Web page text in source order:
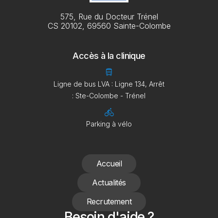
575, Rue du Docteur Trénel
CS 20102, 69560 Sainte-Colombe
Accès à la clinique
directions_bus
Ligne de bus LVA : Ligne 134, Arrêt
: Ste-Colombe - Trénel
directions_bike
Parking à vélo
Accueil
Actualités
Recrutement